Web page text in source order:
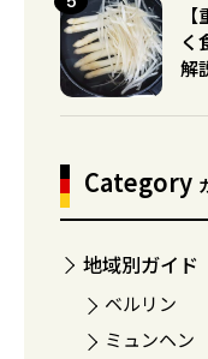
く
解
Category
地域別ガイド
ベルリン
ミュンヘン